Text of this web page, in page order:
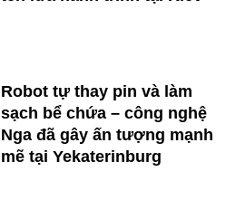
Robot tự thay pin và làm
sạch bể chứa – công nghệ
Nga đã gây ấn tượng mạnh
mẽ tại Yekaterinburg